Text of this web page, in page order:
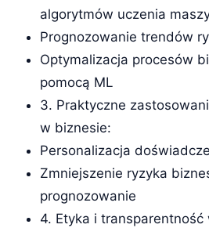
algorytmów uczenia
Prognozowanie trendów
Optymalizacja procesów
pomocą ML
3. Praktyczne
w biznesie:
Personalizacja
Zmniejszenie ryzyka
prognozowanie
4. Etyka i